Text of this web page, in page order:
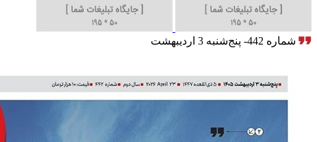
شماره 442- پنج‌شنبه 3 اردیبهشت